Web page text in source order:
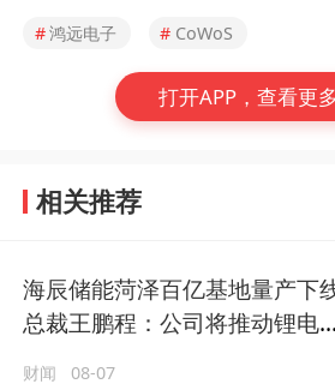
#鸿远电子 # CoWoS
打开APP，查看更
相关推荐
海辰储能菏泽百亿基地量产下
总裁王鹏程：公司将推动锂电长
财闻 08-07